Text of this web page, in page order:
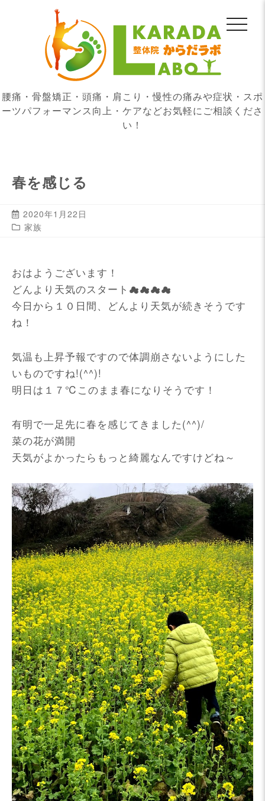
腰痛・骨盤矯正・頭痛・肩こり・慢性の痛みや症状・スポ
ーツパフォーマンス向上・ケアなどお気軽にご相談くださ
い！
春を感じる
2020年1月22日
家族
おはようございます！
どんより天気のスタート☁☁☁☁
今日から１０日間、どんより天気が続きそうです
ね！
気温も上昇予報ですので体調崩さないようにした
いものですね!(^^)!
明日は１７℃このまま春になりそうです！
有明で一足先に春を感じてきました(^^)/
菜の花が満開
天気がよかったらもっと綺麗なんですけどね～